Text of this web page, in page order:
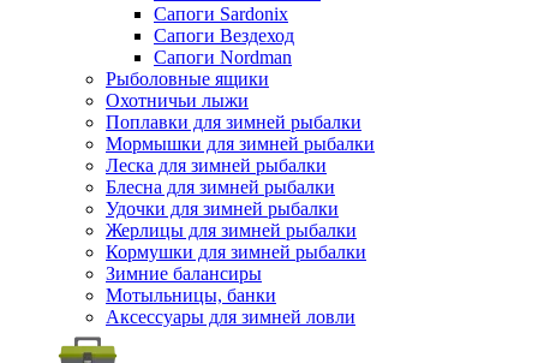
Сапоги Sardonix
Сапоги Вездеход
Сапоги Nordman
Рыболовные ящики
Охотничьи лыжи
Поплавки для зимней рыбалки
Мормышки для зимней рыбалки
Леска для зимней рыбалки
Блесна для зимней рыбалки
Удочки для зимней рыбалки
Жерлицы для зимней рыбалки
Кормушки для зимней рыбалки
Зимние балансиры
Мотыльницы, банки
Аксессуары для зимней ловли